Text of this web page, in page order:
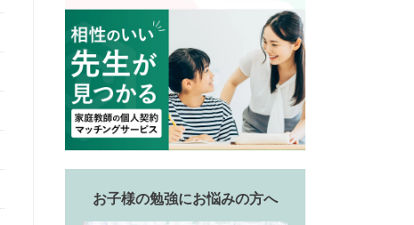
お子様の勉強にお悩みの方へ